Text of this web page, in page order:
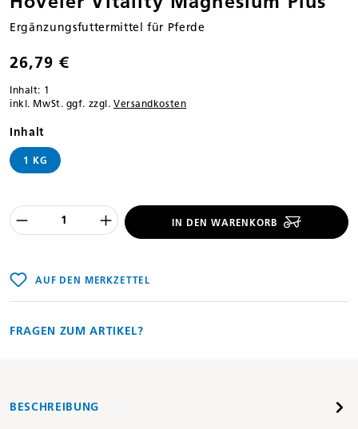
Ergänzungsfuttermittel für Pferde
26,79 €
Inhalt: 1
inkl. MwSt. ggf. zzgl. Versandkosten
Inhaltauswählen
1 KG
Produkt Anzahl des Produktes
IN DEN WARENKORB
AUF DEN MERKZETTEL
FRAGEN ZUM ARTIKEL?
BESCHREIBUNG